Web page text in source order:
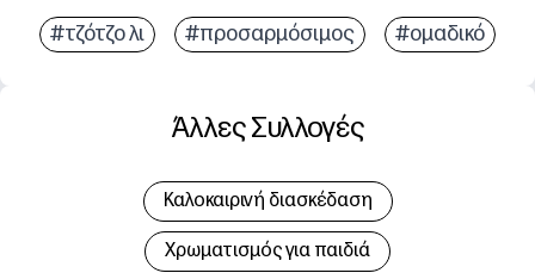
#τζότζο λι #προσαρμόσιμος #ομαδικό
Άλλες Συλλογές
Καλοκαιρινή διασκέδαση
Χρωματισμός για παιδιά